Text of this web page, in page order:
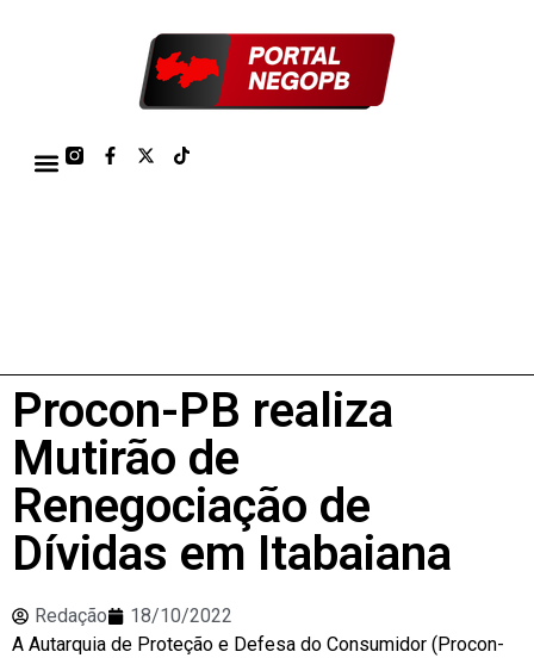
Procon-PB realiza
Mutirão de
Renegociação de
Dívidas em Itabaiana
Redação
18/10/2022
A Autarquia de Proteção e Defesa do Consumidor (Procon-